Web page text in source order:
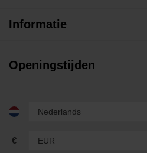
Informatie
Openingstijden
€